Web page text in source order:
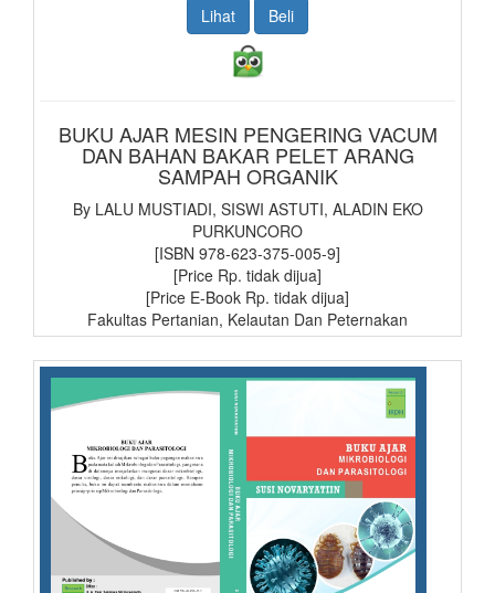
Lihat Beli
BUKU AJAR MESIN PENGERING VACUM
DAN BAHAN BAKAR PELET ARANG
SAMPAH ORGANIK
By LALU MUSTIADI, SISWI ASTUTI, ALADIN EKO
PURKUNCORO
[ISBN 978-623-375-005-9]
[Price Rp. tidak dijua]
[Price E-Book Rp. tidak dijua]
Fakultas Pertanian, Kelautan Dan Peternakan